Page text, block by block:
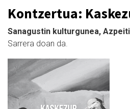
Kontzertua:
Sanagustin kulturgunea,
Sarrera doan da.